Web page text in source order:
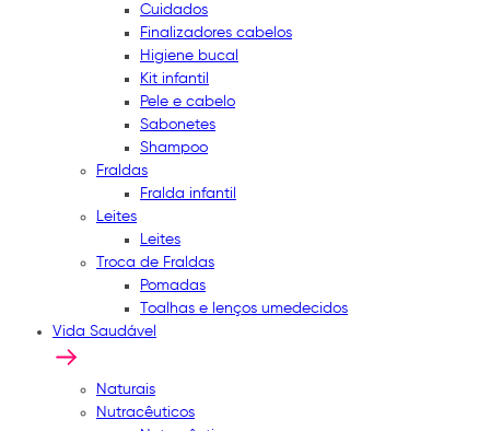
Cuidados
Finalizadores cabelos
Higiene bucal
Kit infantil
Pele e cabelo
Sabonetes
Shampoo
Fraldas
Fralda infantil
Leites
Leites
Troca de Fraldas
Pomadas
Toalhas e lenços umedecidos
Vida Saudável
Naturais
Nutracêuticos